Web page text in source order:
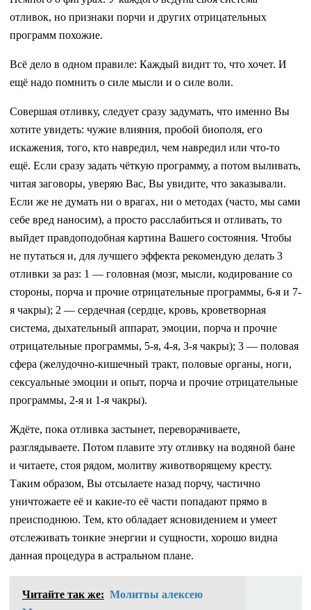
отливок, но признаки порчи и других отрицательных
программ похожие.
Всё дело в одном правиле: Каждый видит то, что хочет. И
ещё надо помнить о силе мысли и о силе воли.
Совершая отливку, следует сразу задумать, что именно Вы
хотите увидеть: чужие влияния, пробой биополя, его
искажения, того, кто навредил, чем навредил или что-то
ещё. Если сразу задать чёткую программу, а потом выливать,
читая заговоры, уверяю Вас, Вы увидите, что заказывали.
Если же не думать ни о врагах, ни о методах (часто, мы сами
себе вред наносим), а просто расслабиться и отливать, то
выйдет правдоподобная картина Вашего состояния. Чтобы
не путаться и, для лучшего эффекта рекомендую делать 3
отливки за раз: 1 — головная (мозг, мысли, кодирование со
стороны, порча и прочие отрицательные программы, 6-я и 7-
я чакры); 2 — сердечная (сердце, кровь, кроветворная
система, дыхательный аппарат, эмоции, порча и прочие
отрицательные программы, 5-я, 4-я, 3-я чакры); 3 — половая
сфера (желудочно-кишечный тракт, половые органы, ноги,
сексуальные эмоции и опыт, порча и прочие отрицательные
программы, 2-я и 1-я чакры).
Ждёте, пока отливка застынет, переворачиваете,
разглядываете. Потом плавите эту отливку на водяной бане
и читаете, стоя рядом, молитву животворящему кресту.
Таким образом, Вы отсылаете назад порчу, частично
уничтожаете её и какие-то её части попадают прямо в
преисподнюю. Тем, кто обладает ясновидением и умеет
отслеживать тонкие энергии и сущности, хорошо видна
данная процедура в астральном плане.
Читайте так же: Молитвы алексею